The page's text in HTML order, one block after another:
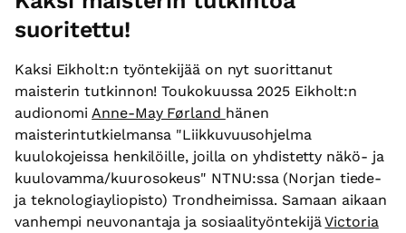
suoritettu!
Kaksi Eikholt:n työntekijää on nyt suorittanut
maisterin tutkinnon! Toukokuussa 2025 Eikholt:n
audionomiAnne-May Førland hänen
maisterintutkielmansa "Liikkuvuusohjelma
kuulokojeissa henkilöille, joilla on yhdistetty näkö- ja
kuulovamma/kuurosokeus" NTNU:ssa (Norjan tiede-
ja teknologiayliopisto) Trondheimissa. Samaan aikaan
vanhempi neuvonantaja ja sosiaalityöntekijäVictoria